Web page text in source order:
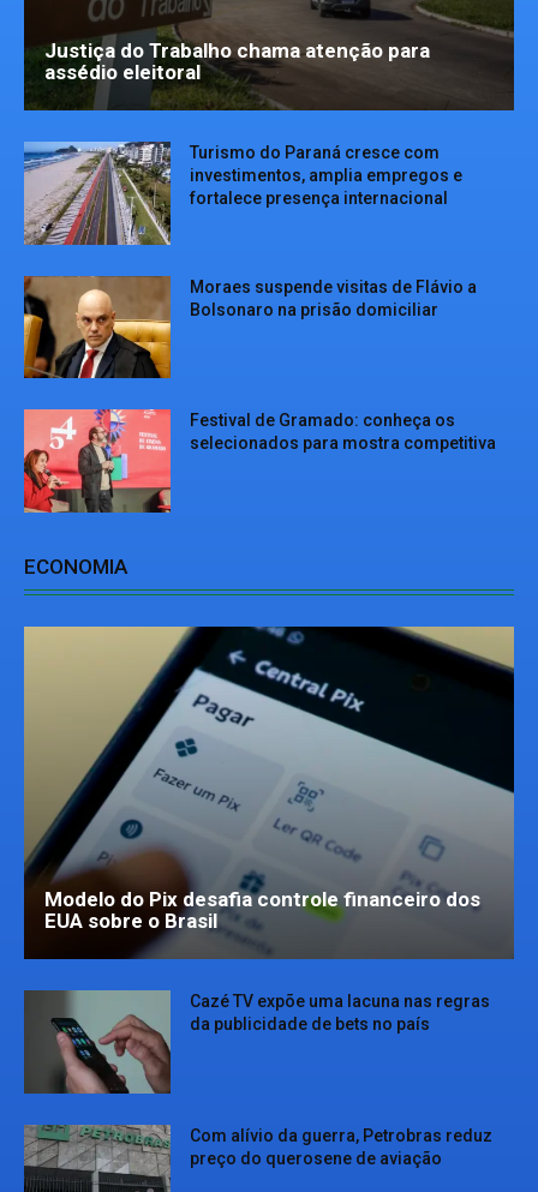
Justiça do Trabalho chama atenção para
assédio eleitoral
Turismo do Paraná cresce com
investimentos, amplia empregos e
fortalece presença internacional
Moraes suspende visitas de Flávio a
Bolsonaro na prisão domiciliar
Festival de Gramado: conheça os
selecionados para mostra competitiva
ECONOMIA
Modelo do Pix desafia controle financeiro dos
EUA sobre o Brasil
Cazé TV expõe uma lacuna nas regras
da publicidade de bets no país
Com alívio da guerra, Petrobras reduz
preço do querosene de aviação